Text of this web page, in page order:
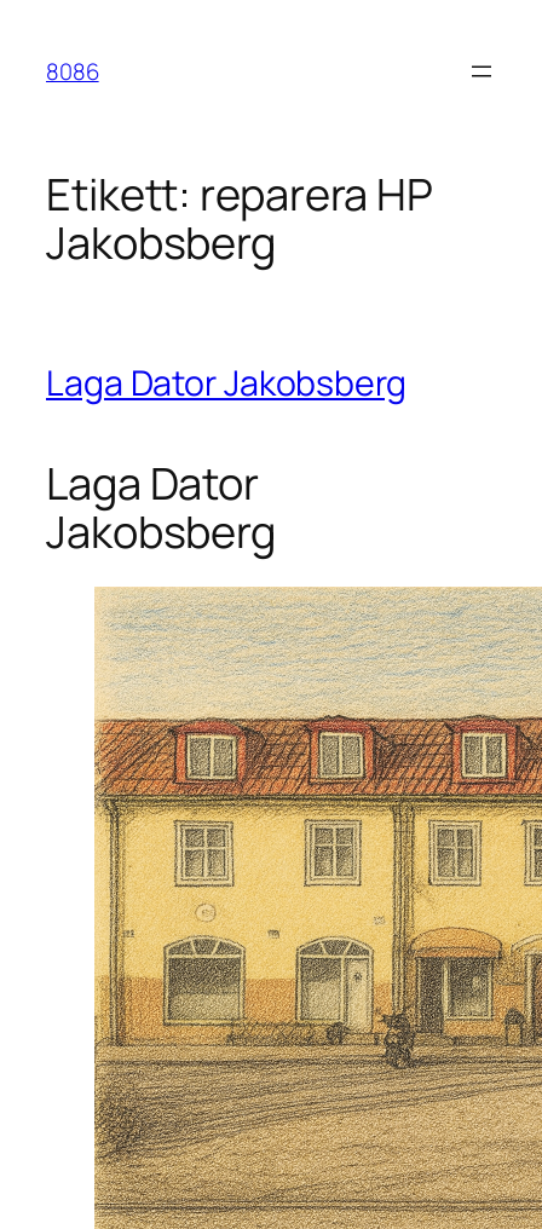
innehåll
8086
Etikett: reparera HP
Jakobsberg
Laga Dator Jakobsberg
Laga Dator
Jakobsberg